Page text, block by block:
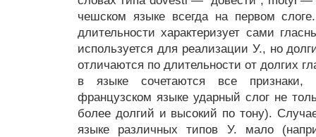
чешском языке всегда на первом
длительности характеризует сами
используется для реализации У., но
отличаются по длительности от долгих
в языке сочетаются все
французском языке ударный слог не
более долгий и высокий по тону).
языке различных типов У. мало